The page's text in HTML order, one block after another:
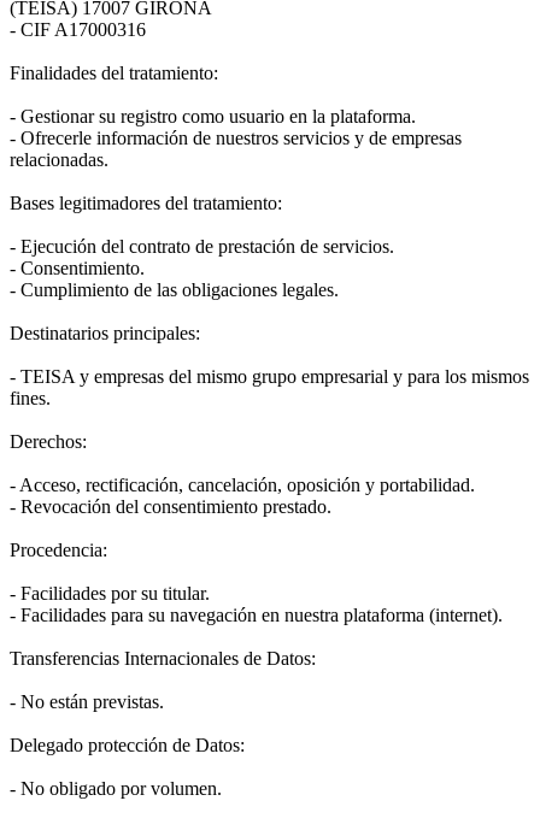
(TEISA) 17007 GIRONA
- CIF A17000316
Finalidades del tratamiento:
- Gestionar su registro como usuario en la plataforma.
- Ofrecerle información de nuestros servicios y de empresas
relacionadas.
Bases legitimadores del tratamiento:
- Ejecución del contrato de prestación de servicios.
- Consentimiento.
- Cumplimiento de las obligaciones legales.
Destinatarios principales:
- TEISA y empresas del mismo grupo empresarial y para los mismos
fines.
Derechos:
- Acceso, rectificación, cancelación, oposición y portabilidad.
- Revocación del consentimiento prestado.
Procedencia:
- Facilidades por su titular.
- Facilidades para su navegación en nuestra plataforma (internet).
Transferencias Internacionales de Datos:
- No están previstas.
Delegado protección de Datos:
- No obligado por volumen.